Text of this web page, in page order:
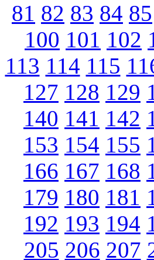
81 82 83 84 85
100 101 102
113 114 115
127 128 129
140 141 142
153 154 155
166 167 168
179 180 181
192 193 194
205 206 207